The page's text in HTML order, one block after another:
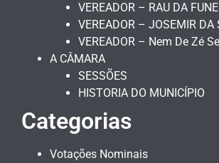
VEREADOR – RAU DA
VEREADOR – JOSEMIR DA
VEREADOR – Nem De Zé
A CÂMARA
SESSÕES
HISTORIA DO MUNICÍPIO
Categorias
Votações Nominais